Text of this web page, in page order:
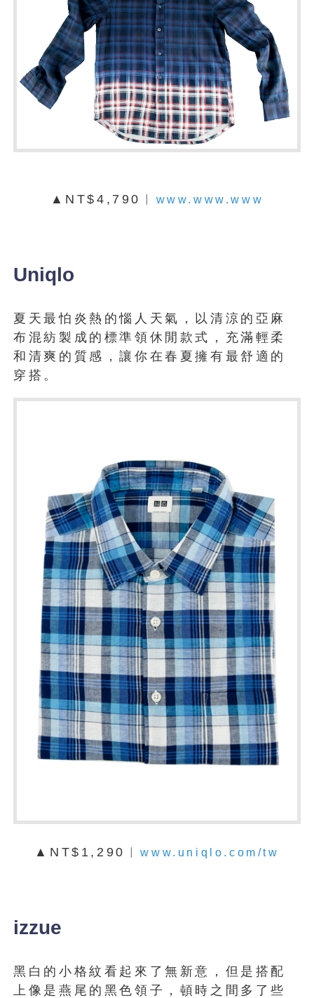
▲NT$4,790︱ www.www.www
Uniqlo
夏天最怕炎熱的惱人天氣，以清涼的亞麻
布混紡製成的標準領休閒款式，充滿輕柔
和清爽的質感，讓你在春夏擁有最舒適的
穿搭。
▲NT$1,290︱www.uniqlo.com/tw
izzue
黑白的小格紋看起來了無新意，但是搭配
上像是燕尾的黑色領子，頓時之間多了些